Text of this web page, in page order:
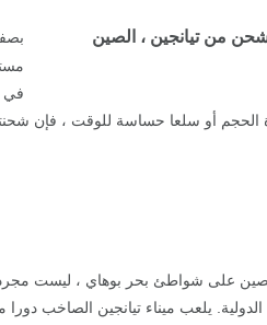
في
الحجم أو سلعا حساسة للوقت ، فإن
على شواطئ بحر بوهاي ، ليست